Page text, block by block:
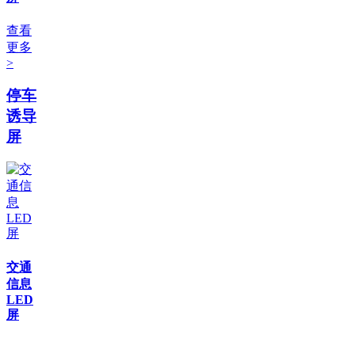
查看
更多
>
停车
诱导
屏
交通
信息
LED
屏